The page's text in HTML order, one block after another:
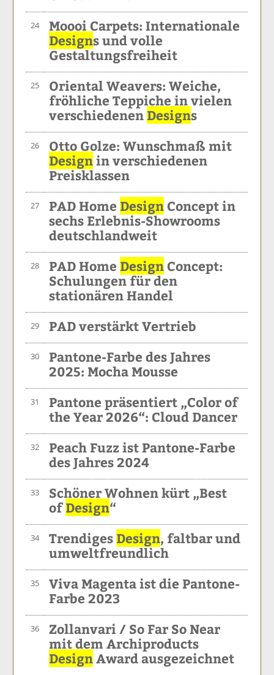
24
Moooi Carpets: Internationale
Designs und volle
Gestaltungsfreiheit
25
Oriental Weavers: Weiche,
fröhliche Teppiche in vielen
verschiedenen Designs
26
Otto Golze: Wunschmaß mit
Designin verschiedenen
Preisklassen
27 PAD Home Design Concept in
sechs Erlebnis-Showrooms
deutschlandweit
28 PAD Home Design Concept:
Schulungen für den
stationären Handel
29 PAD verstärkt Vertrieb
30
Pantone-Farbe des Jahres
2025: Mocha Mousse
31
Pantone präsentiert „Color of
the Year 2026“: Cloud Dancer
32
Peach Fuzz ist Pantone-Farbe
des Jahres 2024
33
Schöner Wohnen kürt „Best
ofDesign“
34 Trendiges Design, faltbar und
umweltfreundlich
35
Viva Magenta ist die Pantone-
Farbe 2023
36
Zollanvari / So Far So Near
mit dem Archiproducts
DesignAward ausgezeichnet